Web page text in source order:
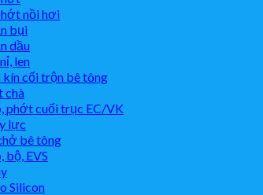
nồi hơi
bụi
dầu
len
kín cối trộn bê tông
chà
phớt cuối trục EC/VK
lực
bê tông
bộ, EVS
Silicon